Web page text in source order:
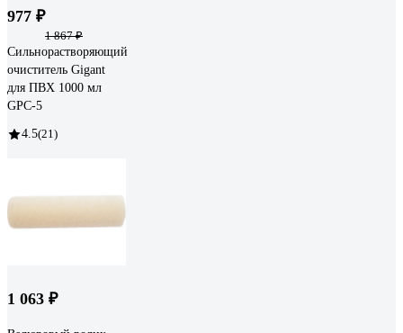
977 ₽
1 867 ₽
Сильнорастворяющий
очиститель Gigant
для ПВХ 1000 мл
GPC-5
4.5(21)
1 063 ₽